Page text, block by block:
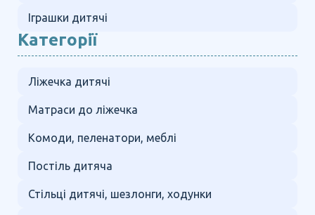
Іграшки дитячі
Категорії
Ліжечка дитячі
Матраси до ліжечка
Комоди, пеленатори, меблі
Постіль дитяча
Стільці дитячі, шезлонги, ходунки